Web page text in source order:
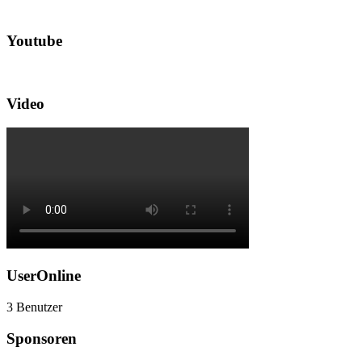
Youtube
Video
UserOnline
3 Benutzer
Sponsoren